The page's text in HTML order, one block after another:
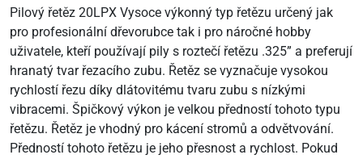
Pilový řetěz 20LPX Vysoce výkonný typ řetězu určený jak
pro profesionální dřevorubce tak i pro náročné hobby
uživatele, kteří používají pily s roztečí řetězu .325” a preferují
hranatý tvar řezacího zubu. Řetěz se vyznačuje vysokou
rychlostí řezu díky dlátovitému tvaru zubu s nízkými
vibracemi. Špičkový výkon je velkou předností tohoto typu
řetězu. Řetěz je vhodný pro kácení stromů a odvětvování.
Předností tohoto řetězu je jeho přesnost a rychlost. Pokud